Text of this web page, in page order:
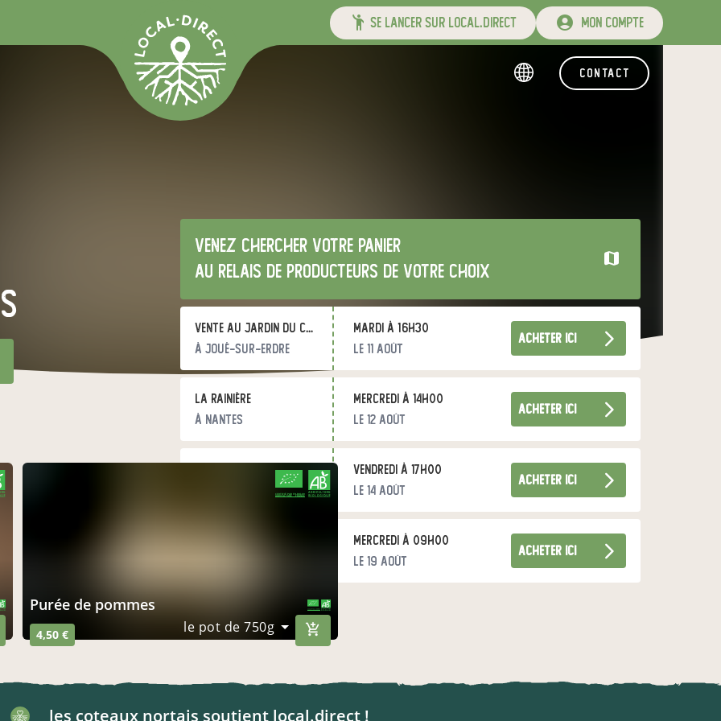
se lancer sur local.direct mon compte
contact
Venez chercher votre panier
au relais de producteurs de votre choix
Vente au Jardin du Chou Bleu
à Joué-sur-Erdre
mardi à 16h30
le 11 août
acheter ici
La rainière
à Nantes
mercredi à 14h00
le 12 août
acheter ici
les coteaux nortais
à Nort-sur-Erdre
vendredi à 17h00
le 14 août
acheter ici
mercredi à 09h00
le 19 août
acheter ici
purée de pommes
4,50 € le pot de 750g
CERTIFIÉ PAR FR-BIO-09
AGRICULTURE FRANCE
les coteaux nortais soutient local.direct !